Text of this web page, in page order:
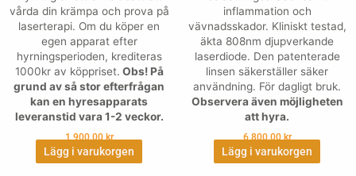
vårda din krämpa och prova på
laserterapi. Om du köper en
egen apparat efter
hyrningsperioden, krediteras
1000kr av köppriset. Obs! På
grund av så stor efterfrågan
kan en hyresapparats
leveranstid vara 1-2 veckor.
1,900.00kr
Lägg i varukorgen
inflammation och
vävnadsskador. Kliniskt testad,
äkta 808nm djupverkande
laserdiode. Den patenterade
linsen säkerställer säker
användning. För dagligt bruk.
Observera även möjligheten
att hyra.
6,800.00kr
Lägg i varukorgen